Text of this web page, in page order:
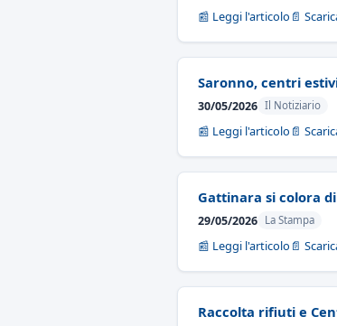
📰 Leggi l'articolo 📄
Saronno, centri
30/05/2026 Il Notiziario
📰 Leggi l'articolo 📄
Gattinara si colora
29/05/2026 La Stampa
📰 Leggi l'articolo 📄
Raccolta rifiuti e